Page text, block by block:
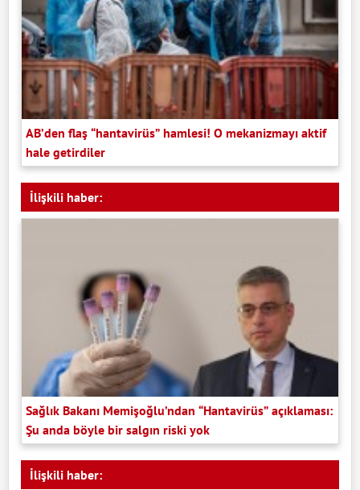
AB’den flaş “hantavirüs” hamlesi! O mekanizmayı aktif
hale getirdiler
İlişkili haber:
Sağlık Bakanı Memişoğlu’ndan “Hantavirüs” açıklaması:
Şu anda böyle bir salgın riski yok
İlişkili haber: